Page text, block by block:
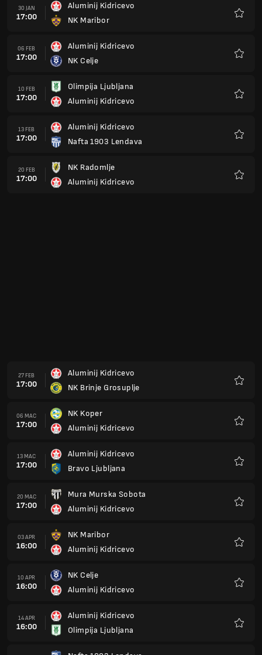
30 JAN
17:00
Aluminij Kidricevo
NK Maribor
06 FEB
17:00
Aluminij Kidricevo
NK Celje
10 FEB
17:00
Olimpija Ljubljana
Aluminij Kidricevo
13 FEB
17:00
Aluminij Kidricevo
Nafta 1903 Lendava
20 FEB
17:00
NK Radomlje
Aluminij Kidricevo
27 FEB
17:00
Aluminij Kidricevo
NK Brinje Grosuplje
06 MAC
17:00
NK Koper
Aluminij Kidricevo
13 MAC
17:00
Aluminij Kidricevo
Bravo Ljubljana
20 MAC
17:00
Mura Murska Sobota
Aluminij Kidricevo
03 APR
16:00
NK Maribor
Aluminij Kidricevo
10 APR
16:00
NK Celje
Aluminij Kidricevo
14 APR
16:00
Aluminij Kidricevo
Olimpija Ljubljana